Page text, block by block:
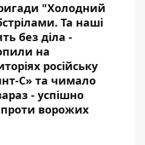
"Холодний
Та наші
без діла -
на
російську
С» та чимало
- успішно
проти ворожих